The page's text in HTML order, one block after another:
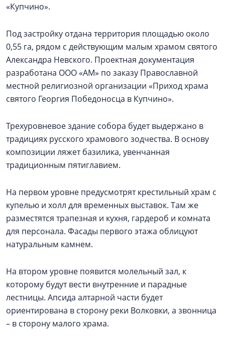
«Купчино».
Под застройку отдана территория площадью около
0,55 га, рядом с действующим малым храмом святого
Александра Невского. Проектная документация
разработана ООО «АМ» по заказу Православной
местной религиозной организации «Приход храма
святого Георгия Победоносца в Купчино».
Трехуровневое здание собора будет выдержано в
традициях русского храмового зодчества. В основу
композиции ляжет базилика, увенчанная
традиционным пятиглавием.
На первом уровне предусмотрят крестильный храм с
купелью и холл для временных выставок. Там же
разместятся трапезная и кухня, гардероб и комната
для персонала. Фасады первого этажа облицуют
натуральным камнем.
На втором уровне появится молельный зал, к
которому будут вести внутренние и парадные
лестницы. Апсида алтарной части будет
ориентирована в сторону реки Волковки, а звонница
– в сторону малого храма.